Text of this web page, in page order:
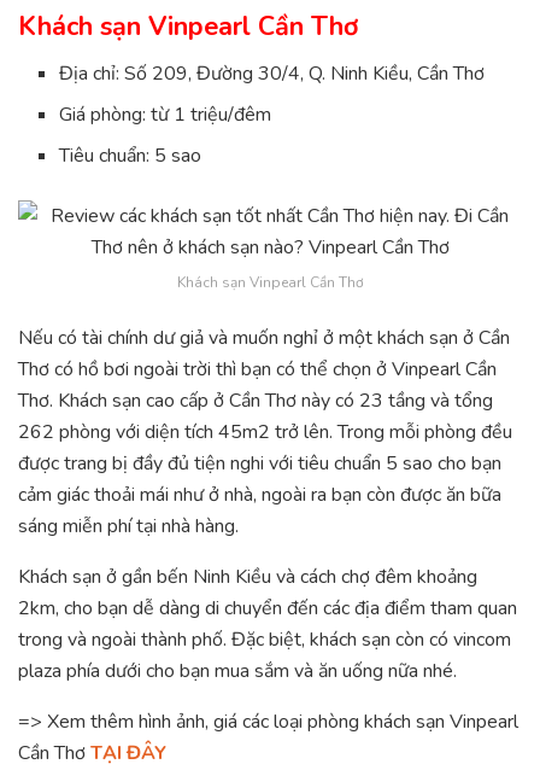
Khách sạn Vinpearl Cần Thơ
Địa chỉ: Số 209, Đường 30/4, Q. Ninh Kiều, Cần Thơ
Giá phòng: từ 1 triệu/đêm
Tiêu chuẩn: 5 sao
Khách sạn Vinpearl Cần Thơ
Nếu có tài chính dư giả và muốn nghỉ ở một khách sạn ở Cần
Thơ có hồ bơi ngoài trời thì bạn có thể chọn ở Vinpearl Cần
Thơ. Khách sạn cao cấp ở Cần Thơ này có 23 tầng và tổng
262 phòng với diện tích 45m2 trở lên. Trong mỗi phòng đều
được trang bị đầy đủ tiện nghi với tiêu chuẩn 5 sao cho bạn
cảm giác thoải mái như ở nhà, ngoài ra bạn còn được ăn bữa
sáng miễn phí tại nhà hàng.
Khách sạn ở gần bến Ninh Kiều và cách chợ đêm khoảng
2km, cho bạn dễ dàng di chuyển đến các địa điểm tham quan
trong và ngoài thành phố. Đặc biệt, khách sạn còn có vincom
plaza phía dưới cho bạn mua sắm và ăn uống nữa nhé.
=> Xem thêm hình ảnh, giá các loại phòng khách sạn Vinpearl
Cần ThơTẠI ĐÂY